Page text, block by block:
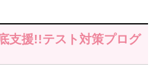
支援!!テスト対策プログ